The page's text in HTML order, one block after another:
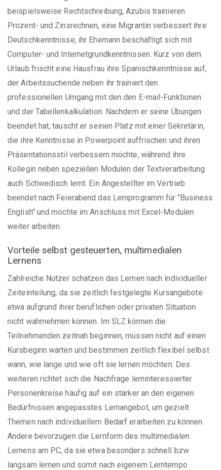
beispielsweise Rechtschreibung, Azubis trainieren
Prozent- und Zinsrechnen, eine Migrantin verbessert ihre
Deutschkenntnisse, ihr Ehemann beschäftigt sich mit
Computer- und Internetgrundkenntnissen. Kurz von dem
Urlaub frischt eine Hausfrau ihre Spanischkenntnisse auf,
der Arbeitssuchende neben ihr trainiert den
professionellen Umgang mit den den E-mail-Funktionen
und der Tabellenkalkulation. Nachdem er seine Übungen
beendet hat, tauscht er seinen Platz mit einer Sekretärin,
die ihre Kenntnisse in Powerpoint auffrischen und ihren
Präsentationsstil verbessern möchte, während ihre
Kollegin neben speziellen Modulen der Textverarbeitung
auch Schwedisch lernt. Ein Angestellter im Vertrieb
beendet nach Feierabend das Lernprogramm für "Business
English" und möchte im Anschluss mit Excel-Modulen
weiter arbeiten.
Vorteile selbst gesteuerten, multimedialen
Lernens
Zahlreiche Nutzer schätzen das Lernen nach individueller
Zeiteinteilung, da sie zeitlich festgelegte Kursangebote
etwa aufgrund ihrer beruflichen oder privaten Situation
nicht wahrnehmen können. Im SLZ können die
Teilnehmenden zeitnah beginnen, müssen nicht auf einen
Kursbeginn warten und bestimmen zeitlich flexibel selbst
wann, wie lange und wie oft sie lernen möchten. Des
weiteren richtet sich die Nachfrage lerninteressierter
Personenkreise häufig auf ein stärker an den eigenen
Bedürfnissen angepasstes Lernangebot, um gezielt
Themen nach individuellem Bedarf erarbeiten zu können.
Andere bevorzugen die Lernform des multimedialen
Lernens am PC, da sie etwa besonders schnell bzw.
langsam lernen und somit nach eigenem Lerntempo